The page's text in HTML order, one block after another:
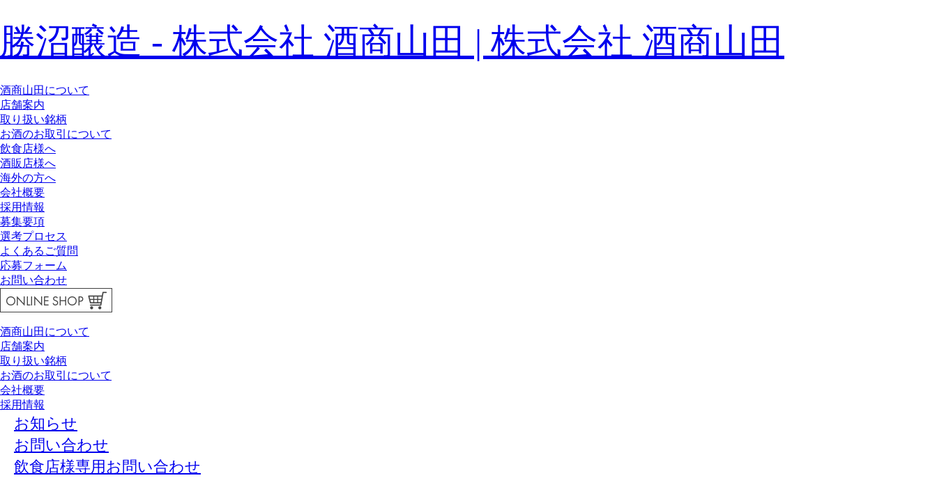
勝沼醸造 - 株式会社 酒商山田 | 株式会社 酒商山田
酒商山田について
店舗案内
取り扱い銘柄
お酒のお取引について
飲食店様へ
酒販店様へ
海外の方へ
会社概要
採用情報
募集要項
選考プロセス
よくあるご質問
応募フォーム
お問い合わせ
酒商山田について
店舗案内
取り扱い銘柄
お酒のお取引について
会社概要
採用情報
お知らせ
お問い合わせ
飲食店様専用お問い合わせ